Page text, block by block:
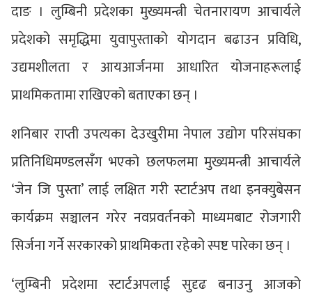
दाङ । लुम्बिनी प्रदेशका मुख्यमन्त्री चेतनारायण आचार्यले
प्रदेशको समृद्धिमा युवापुस्ताको योगदान बढाउन प्रविधि,
उद्यमशीलता र आयआर्जनमा आधारित योजनाहरूलाई
प्राथमिकतामा राखिएको बताएका छन् ।
शनिबार राप्ती उपत्यका देउखुरीमा नेपाल उद्योग परिसंघका
प्रतिनिधिमण्डलसँग भएको छलफलमा मुख्यमन्त्री आचार्यले
‘जेन जि पुस्ता’ लाई लक्षित गरी स्टार्टअप तथा इनक्युबेसन
कार्यक्रम सञ्चालन गरेर नवप्रवर्तनको माध्यमबाट रोजगारी
सिर्जना गर्ने सरकारको प्राथमिकता रहेको स्पष्ट पारेका छन् ।
‘लुम्बिनी प्रदेशमा स्टार्टअपलाई सुदृढ बनाउनु आजको